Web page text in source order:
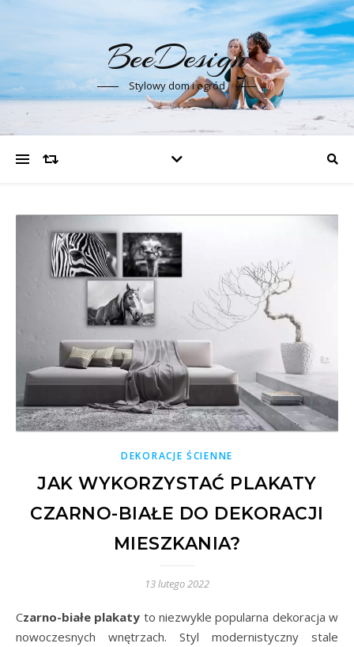
BeeDesign
Stylowy dom i ogród
DEKORACJE ŚCIENNE
JAK WYKORZYSTAĆ PLAKATY
CZARNO-BIAŁE DO DEKORACJI
MIESZKANIA?
13 lutego 2022
Czarno-białe plakaty to niezwykle popularna dekoracja w
nowoczesnych wnętrzach. Styl modernistyczny stale